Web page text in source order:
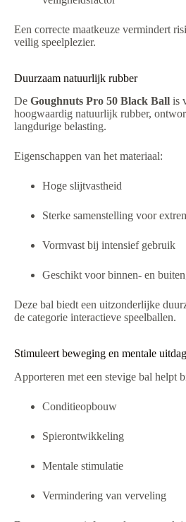
Een correcte maatkeuze vermindert
veilig speelplezier.
Duurzaam natuurlijk rubber
De Goughnuts Pro 50 Black Ball is
hoogwaardig natuurlijk rubber,
langdurige belasting.
Eigenschappen van het materiaal:
Hoge slijtvastheid
Sterke samenstelling voor
Vormvast bij intensief gebruik
Geschikt voor binnen- en
Deze bal biedt een uitzonderlijke
de categorie interactieve speelballen.
Stimuleert beweging en mentale
Apporteren met een stevige bal helpt
Conditieopbouw
Spierontwikkeling
Mentale stimulatie
Vermindering van verveling